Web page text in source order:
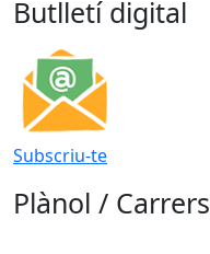
Butlletí digital
Subscriu-te
Plànol / Carrers